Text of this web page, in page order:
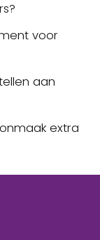
voor
aan
extra